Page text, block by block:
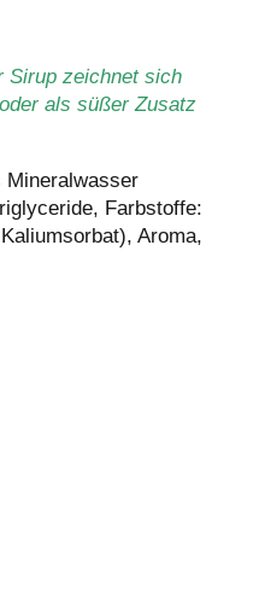
Sirup zeichnet sich
als süßer Zusatz
Mineralwasser
Farbstoffe:
Aroma,